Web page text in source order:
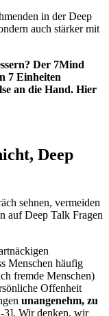
in der Deep
auch stärker mit
Der 7Mind
7 Einheiten
an die Hand. Hier
Deep
sehnen, vermeiden
auf Deep Talk Fragen
Menschen häufig
fremde Menschen)
Offenheit
unangenehm, zu
3]. Wir denken, wir